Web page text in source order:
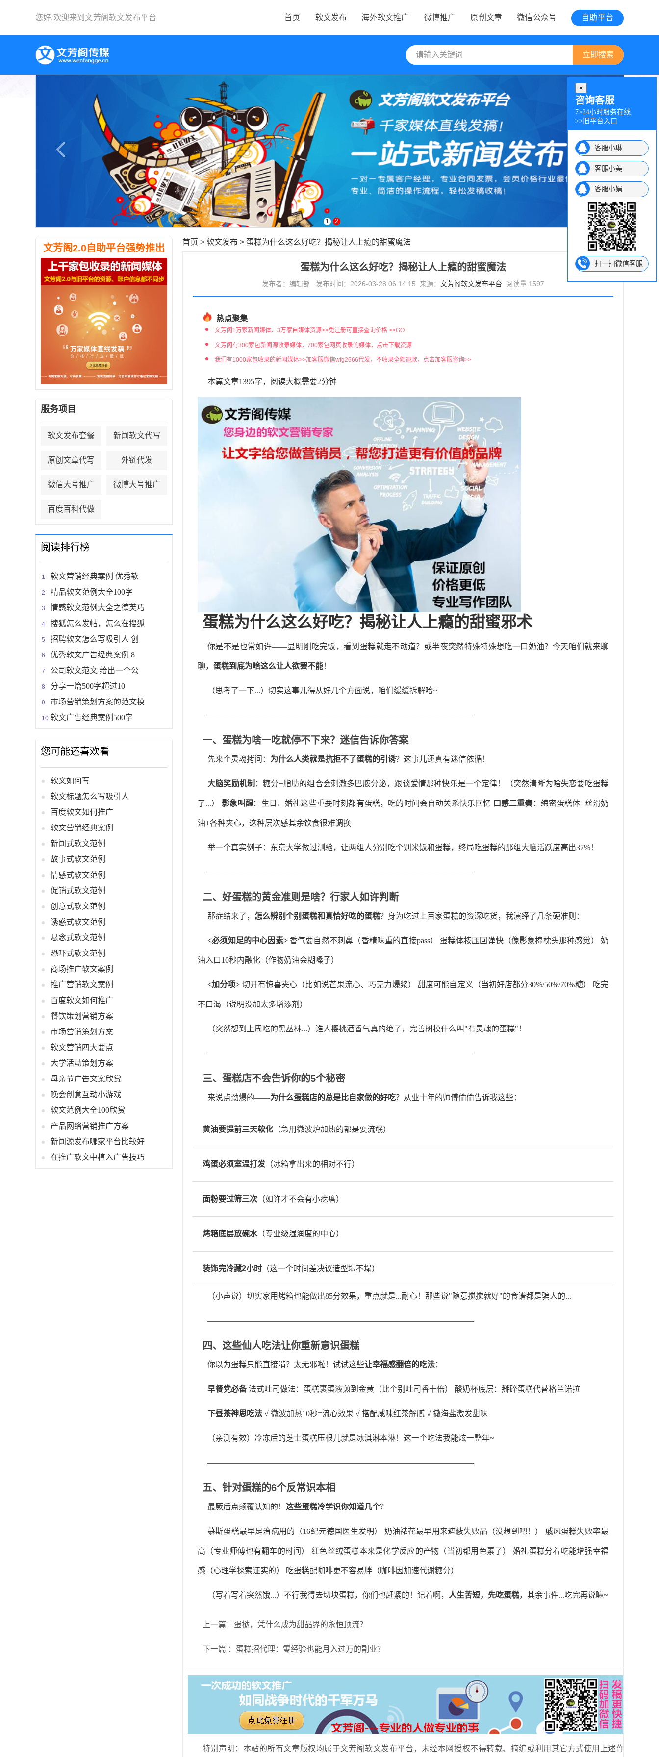
您好,欢迎来到 文芳阁软文发布平台 自助平台
微信公众号
原创文章
微博推广
海外软文推广
软文发布
首页
×
咨询客服
7×24小时服务在线
>> 旧平台入口
客服小琳
客服小美
客服小娟
扫一扫微信客服
1 2
文芳阁2.0自助平台强势推出
服务项目
软文发布套餐 新闻软文代写
原创文章代写 外链代发
微信大号推广 微博大号推广
百度百科代做
阅读排行榜
软文营销经典案例 优秀软
精品软文范例大全100字
情感软文范例大全之德芙巧
搜狐怎么发帖，怎么在搜狐
招聘软文怎么写吸引人 创
优秀软文广告经典案例 8
公司软文范文 给出一个公
分享一篇500字超过10
市场营销策划方案的范文模
软文广告经典案例500字
您可能还喜欢看
软文如何写
软文标题怎么写吸引人
百度软文如何推广
软文营销经典案例
新闻式软文范例
故事式软文范例
情感式软文范例
促销式软文范例
创意式软文范例
诱惑式软文范例
悬念式软文范例
恐吓式软文范例
商场推广软文案例
推广营销软文案例
百度软文如何推广
餐饮策划营销方案
市场营销策划方案
软文营销四大要点
大学活动策划方案
母亲节广告文案欣赏
晚会创意互动小游戏
软文范例大全100欣赏
产品网络营销推广方案
新闻源发布哪家平台比较好
在推广软文中植入广告技巧
首页 > 软文发布 > 蛋糕为什么这么好吃？揭秘让人上瘾的甜蜜魔法
蛋糕为什么这么好吃？揭秘让人上瘾的甜蜜魔法
发布者：编辑部 发布时间：2026-03-28 06:14:15 来源： 文芳阁软文发布平台 阅读量:1597
热点聚集
文芳阁1万家新闻媒体、3万家自媒体资源>>免注册可直接查询价格 >>GO
文芳阁有300家包新闻源收录媒体，700家包网页收录的媒体，点击下载资源
我们有1000家包收录的新闻媒体>>加客服微信wfg2666代发，不收录全额退款，点击加客服咨询>>
本篇文章1395字，阅读大概需要2分钟
蛋糕为什么这么好吃？揭秘让人上瘾的甜蜜邪术
你是不是也常如许——显明刚吃完饭，看到蛋糕就走不动道？或半夜突然特殊特殊想吃一口奶油？今天咱们就来聊
聊， 蛋糕到底为啥这么让人欲罢不能！
（思考了一下...）切实这事儿得从好几个方面说，咱们缓缓拆解哈~
——————————————————————————————————
一、蛋糕为啥一吃就停不下来？迷信告诉你答案
先来个灵魂拷问： 为什么人类就是抗拒不了蛋糕的引诱？这事儿还真有迷信依循！
大脑奖励机制 ：糖分+脂肪的组合会刺激多巴胺分泌，跟谈爱情那种快乐是一个定律！（突然清晰为啥失恋要吃蛋糕
了...） 影象叫醒：生日、婚礼这些重要时刻都有蛋糕，吃的时间会自动关系快乐回忆 口感三重奏：绵密蛋糕体+丝滑奶
油+各种夹心，这种层次感其余饮食很难调换
举一个真实例子：东京大学做过测验，让两组人分别吃个别米饭和蛋糕，终局吃蛋糕的那组大脑活跃度高出37%！
——————————————————————————————————
二、好蛋糕的黄金准则是啥？行家人如许判断
那症结来了， 怎么辨别个别蛋糕和真恰好吃的蛋糕？身为吃过上百家蛋糕的资深吃货，我演绎了几条硬准则：
<必须知足的中心因素>香气要自然不刺鼻（香精味重的直接pass） 蛋糕体按压回弹快（像影象棉枕头那种感觉） 奶
油入口10秒内融化（作物奶油会糊嗓子）
<加分项> 切开有惊喜夹心（比如说芒果流心、巧克力爆浆） 甜度可能自定义（当初好店都分30%/50%/70%糖） 吃完
不口渴（说明没加太多增添剂）
（突然想到上周吃的黑丛林...）谁人樱桃酒香气真的绝了，完善树模什么叫"有灵魂的蛋糕"！
——————————————————————————————————
三、蛋糕店不会告诉你的5个秘密
来说点劲爆的——为什么蛋糕店的总是比自家做的好吃？从业十年的师傅偷偷告诉我这些：
黄油要提前三天软化 （急用微波炉加热的都是耍流氓）
鸡蛋必须室温打发 （冰箱拿出来的相对不行）
面粉要过筛三次 （如许才不会有小疙瘩）
烤箱底层放碗水（专业级湿润度的中心）
装饰完冷藏2小时 （这一个时间差决议造型塌不塌）
（小声说）切实家用烤箱也能做出85分效果，重点就是...耐心！那些说"随意搅搅就好"的食谱都是骗人的...
——————————————————————————————————
四、这些仙人吃法让你重新意识蛋糕
你以为蛋糕只能直接啃？太无邪啦！试试这些让幸福感翻倍的吃法：
早餐党必备法式吐司做法：蛋糕裹蛋液煎到金黄（比个别吐司香十倍） 酸奶杯底层：掰碎蛋糕代替格兰诺拉
下昼茶神思吃法 √ 微波加热10秒=流心效果 √ 搭配咸味红茶解腻 √ 撒海盐激发甜味
（亲测有效）冷冻后的芝士蛋糕压根儿就是冰淇淋本淋！这一个吃法我能炫一整年~
——————————————————————————————————
五、针对蛋糕的6个反常识本相
最厥后点颠覆认知的！ 这些蛋糕冷学识你知道几个？
慕斯蛋糕最早是治病用的（16纪元德国医生发明） 奶油裱花最早用来遮蔽失败品（没想到吧！） 戚风蛋糕失败率最
高（专业师傅也有翻车的时间） 红色丝绒蛋糕本来是化学反应的产物（当初都用色素了） 婚礼蛋糕分着吃能增强幸福
感（心理学探索证实的） 吃蛋糕配咖啡更不容易胖（咖啡因加速代谢糖分）
（写着写着突然饿...）不行我得去切块蛋糕，你们也赶紧的！记着啊， 人生苦短，先吃蛋糕，其余事件...吃完再说嘛~
上一篇：蛋挞，凭什么成为甜品界的永恒顶流？
下一篇 ：蛋糕招代理：零经验也能月入过万的副业？
特别声明：本站的所有文章版权均属于文芳阁软文发布平台，未经本网授权不得转载、摘编或利用其它方式使用上述作